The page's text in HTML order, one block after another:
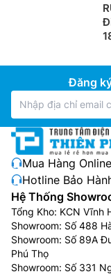
Đăng
Mua Hàng
Hotline Bảo
Hệ Thống
Tổng Kho: KCN Vĩnh
Showroom: Số 488
Showroom: Số 89A
Phú Thọ
Showroom: Số 331